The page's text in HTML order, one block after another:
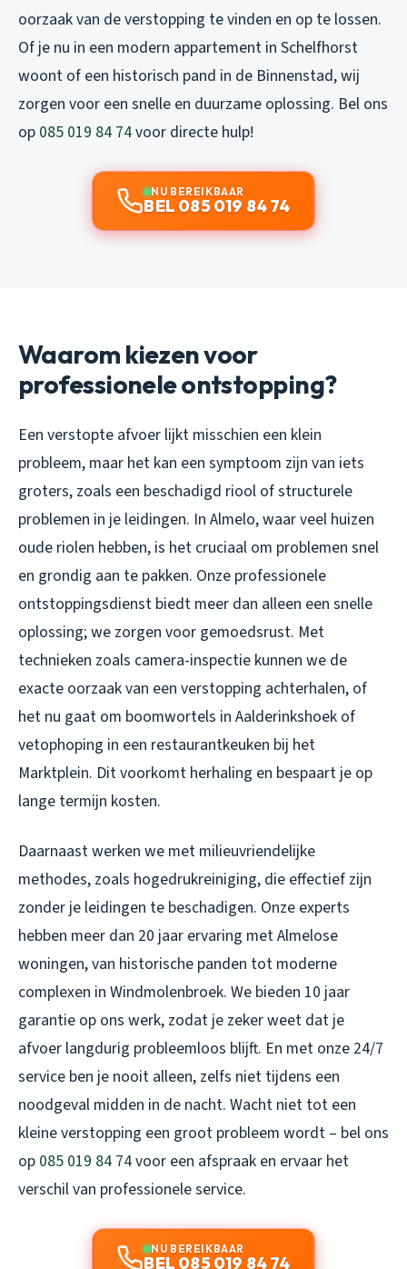
oorzaak van de verstopping te vinden en op te lossen.
Of je nu in een modern appartement in Schelfhorst
woont of een historisch pand in de Binnenstad, wij
zorgen voor een snelle en duurzame oplossing. Bel ons
op 085 019 84 74voor directe hulp!
NU BEREIKBAAR
BEL 085 019 84 74
Waarom kiezen voor
professionele ontstopping?
Een verstopte afvoer lijkt misschien een klein
probleem, maar het kan een symptoom zijn van iets
groters, zoals een beschadigd riool of structurele
problemen in je leidingen. In Almelo, waar veel huizen
oude riolen hebben, is het cruciaal om problemen snel
en grondig aan te pakken. Onze professionele
ontstoppingsdienst biedt meer dan alleen een snelle
oplossing; we zorgen voor gemoedsrust. Met
technieken zoals camera-inspectie kunnen we de
exacte oorzaak van een verstopping achterhalen, of
het nu gaat om boomwortels in Aalderinkshoek of
vetophoping in een restaurantkeuken bij het
Marktplein. Dit voorkomt herhaling en bespaart je op
lange termijn kosten.
Daarnaast werken we met milieuvriendelijke
methodes, zoals hogedrukreiniging, die effectief zijn
zonder je leidingen te beschadigen. Onze experts
hebben meer dan 20 jaar ervaring met Almelose
woningen, van historische panden tot moderne
complexen in Windmolenbroek. We bieden 10 jaar
garantie op ons werk, zodat je zeker weet dat je
afvoer langdurig probleemloos blijft. En met onze 24/7
service ben je nooit alleen, zelfs niet tijdens een
noodgeval midden in de nacht. Wacht niet tot een
kleine verstopping een groot probleem wordt – bel ons
op 085 019 84 74voor een afspraak en ervaar het
verschil van professionele service.
NU BEREIKBAAR
BEL 085 019 84 74